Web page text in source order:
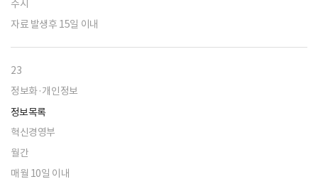
수시
자료 발생후 15일 이내
23
정보화·개인정보
정보목록
혁신경영부
월간
매월 10일 이내